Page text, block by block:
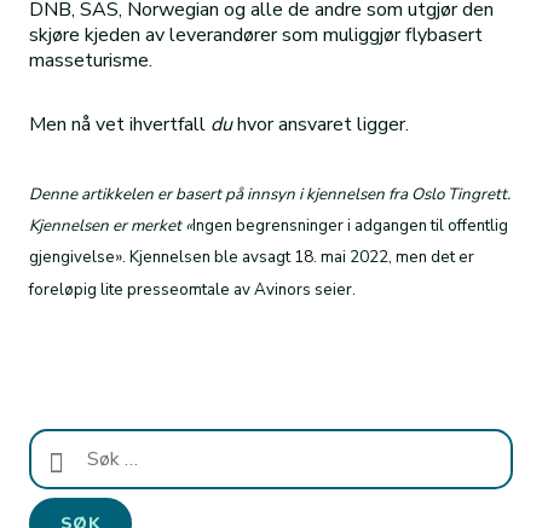
DNB, SAS, Norwegian og alle de andre som utgjør den
skjøre kjeden av leverandører som muliggjør flybasert
masseturisme.
Men nå vet ihvertfall duhvor ansvaret ligger.
Denne artikkelen er basert på innsyn i kjennelsen fra Oslo Tingrett.
Kjennelsen er merket «Ingen begrensninger i adgangen til offentlig
gjengivelse». Kjennelsen ble avsagt 18. mai 2022, men det er
foreløpig lite presseomtale av Avinors seier.
Søk
etter: